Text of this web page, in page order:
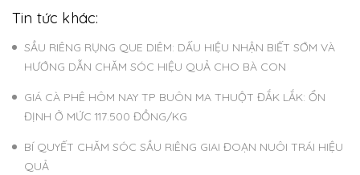
Tin tức khác:
SẦU RIÊNG RỤNG QUE DIÊM: DẤU HIỆU NHẬN BIẾT SỚM VÀ
HƯỚNG DẪN CHĂM SÓC HIỆU QUẢ CHO BÀ CON
GIÁ CÀ PHÊ HÔM NAY TP BUÔN MA THUỘT ĐẮK LẮK: ỔN
ĐỊNH Ở MỨC 117.500 ĐỒNG/KG
BÍ QUYẾT CHĂM SÓC SẦU RIÊNG GIAI ĐOẠN NUÔI TRÁI HIỆU
QUẢ